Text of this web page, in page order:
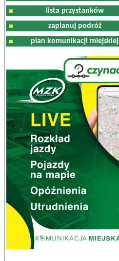
lista przystanków
zaplanuj podróż
plan komunikacji miejskiej